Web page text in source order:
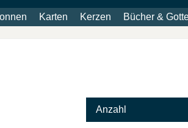
Karten Kerzen Bücher &
Anzahl